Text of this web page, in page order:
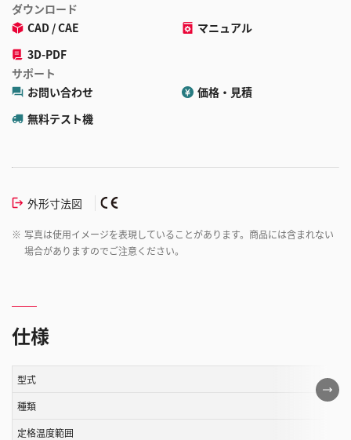
ダウンロード
CAD / CAE
マニュアル
3D-PDF
サポート
お問い合わせ
価格・見積
無料テスト機
外形寸法図
※ 写真は使用イメージを表現していることがあります。商品には含まれない
場合がありますのでご注意ください。
仕様
こ
の
型式
種類
定格温度範囲